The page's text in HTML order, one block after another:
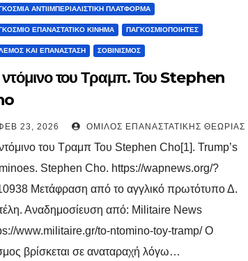
ΑΝΤΙΙΜΠΕΡΙΑΛΙΣΤΙΚΉ ΠΛΑΤΦΌΡΜΑ
ΕΠΑΝΑΣΤΑΤΙΚΌ ΚΊΝΗΜΑ ΠΑΓΚΟΣΜΙΟΠΟΙΗΤΈΣ
ΚΑΙ ΕΠΑΝΆΣΤΑΣΗ ΣΟΒΙΝΙΣΜΌΣ
ντόμινο του Τραμπ. Του Stephen
23, 2026 ΌΜΙΛΟΣ ΕΠΑΝΑΣΤΑΤΙΚΉΣ ΘΕΩΡΊΑΣ
του Τραμπ Του Stephen Cho[1]. Trump’s
Stephen Cho. https://wapnews.org/?
Μετάφραση από το αγγλικό πρωτότυπο Δ.
Αναδημοσίευση από: Militaire News
www.militaire.gr/to-ntomino-toy-tramp/ Ο
βρίσκεται σε αναταραχή λόγω…